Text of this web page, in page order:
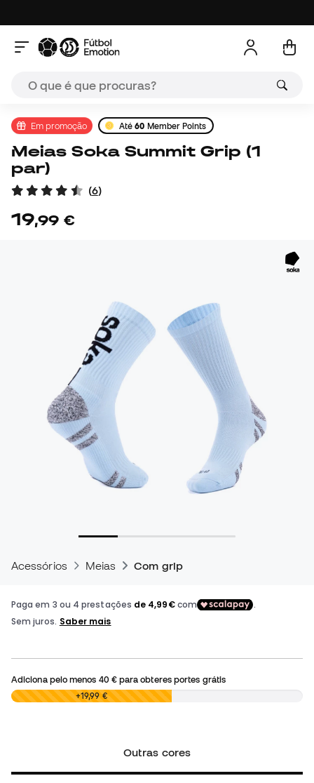
Em promoção Até60 Member Points
Meias Soka Summit Grip (1
par)
(6)
19,99 €
Acessórios Meias Com grip
Adiciona pelo menos 40 €para obteres portes grátis
0,00 € +19,99 €
Outras cores